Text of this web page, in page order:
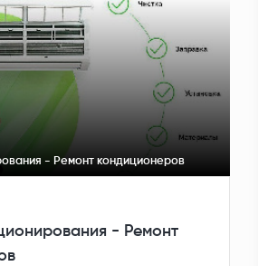
- Ремонт кондиционеров
- Ремонт